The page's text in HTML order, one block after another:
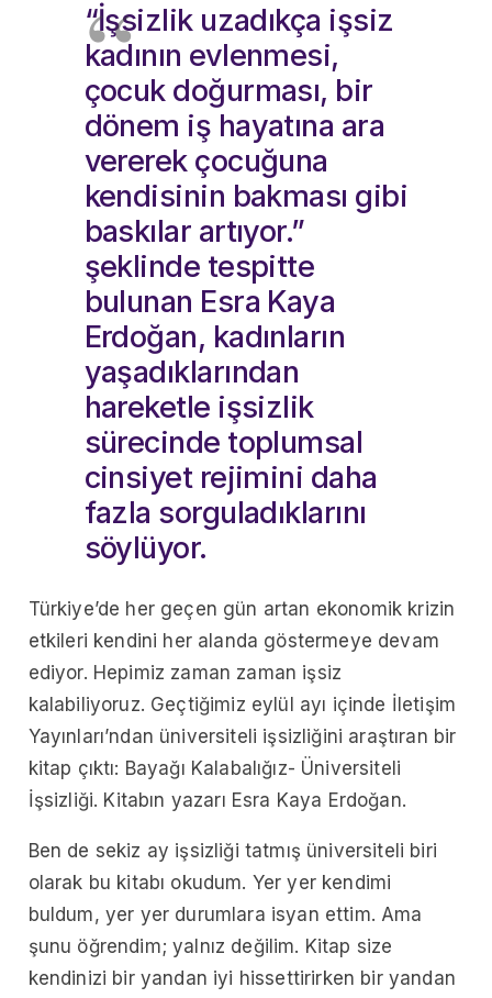
“İşsizlik uzadıkça işsiz
kadının evlenmesi,
çocuk doğurması, bir
dönem iş hayatına ara
vererek çocuğuna
kendisinin bakması gibi
baskılar artıyor.”
şeklinde tespitte
bulunan Esra Kaya
Erdoğan, kadınların
yaşadıklarından
hareketle işsizlik
sürecinde toplumsal
cinsiyet rejimini daha
fazla sorguladıklarını
söylüyor.
Türkiye’de her geçen gün artan ekonomik krizin
etkileri kendini her alanda göstermeye devam
ediyor. Hepimiz zaman zaman işsiz
kalabiliyoruz. Geçtiğimiz eylül ayı içinde İletişim
Yayınları’ndan üniversiteli işsizliğini araştıran bir
kitap çıktı: Bayağı Kalabalığız- Üniversiteli
İşsizliği. Kitabın yazarı Esra Kaya Erdoğan.
Ben de sekiz ay işsizliği tatmış üniversiteli biri
olarak bu kitabı okudum. Yer yer kendimi
buldum, yer yer durumlara isyan ettim. Ama
şunu öğrendim; yalnız değilim. Kitap size
kendinizi bir yandan iyi hissettirirken bir yandan